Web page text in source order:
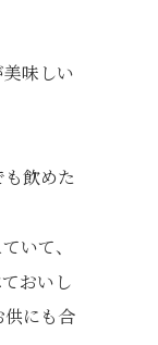
味しい
飲めた
いて、
おいし
供にも合